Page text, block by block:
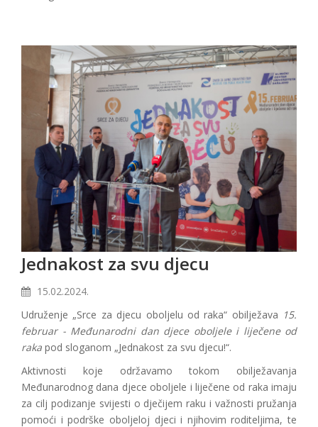
Jednakost za svu djecu
15.02.2024.
Udruženje „Srce za djecu oboljelu od raka“ obilježava 15.
februar - Međunarodni dan djece oboljele i liječene od
raka pod sloganom „Jednakost za svu djecu!“.
Aktivnosti koje održavamo tokom obilježavanja
Međunarodnog dana djece oboljele i liječene od raka imaju
za cilj podizanje svijesti o dječijem raku i važnosti pružanja
pomoći i podrške oboljeloj djeci i njihovim roditeljima, te